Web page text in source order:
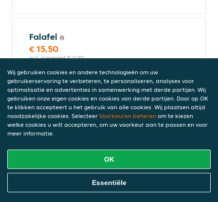
Falafel
€ 15,50
incl. statiegeld (€ 0,00)
Turkse pizza's
Turkse pizza is niet vegetarisch.
Online Eten Bestellen
Wij gebruiken cookies en andere technologieën om uw
gebruikerservaring te verbeteren, te personaliseren, analyses voor
optimalisatie en advertenties in samenwerking met derde partijen. Wij
gebruiken onze eigen cookies en cookies van derde partijen. Door op OK
te klikken accepteert u het gebruik van alle cookies. Wij plaatsen altijd
noodzakelijke cookies. Selecteer Voorkeuren beheren om te kiezen
welke cookies u wilt accepteren, om uw voorkeur aan te passen en voor
meer informatie.
OK
Essentiële